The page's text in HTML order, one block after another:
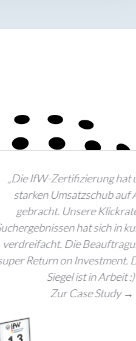
hat uns einen
auf Amazon
Klickrate in den
sich in kurzer Zeit ca.
Beauftragung war ein
Investment. Das nächste
ist in Arbeit :)“
Study →